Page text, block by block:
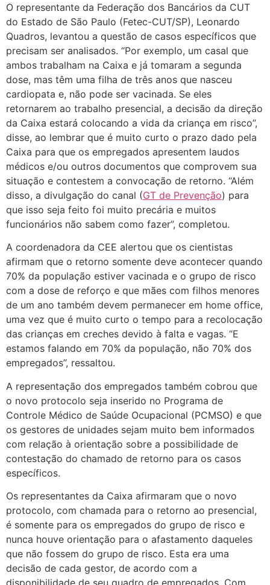
O representante da Federação dos Bancários da CUT
do Estado de São Paulo (Fetec-CUT/SP), Leonardo
Quadros, levantou a questão de casos específicos que
precisam ser analisados. “Por exemplo, um casal que
ambos trabalham na Caixa e já tomaram a segunda
dose, mas têm uma filha de três anos que nasceu
cardiopata e, não pode ser vacinada. Se eles
retornarem ao trabalho presencial, a decisão da direção
da Caixa estará colocando a vida da criança em risco”,
disse, ao lembrar que é muito curto o prazo dado pela
Caixa para que os empregados apresentem laudos
médicos e/ou outros documentos que comprovem sua
situação e contestem a convocação de retorno. “Além
disso, a divulgação do canal (GT de Prevenção) para
que isso seja feito foi muito precária e muitos
funcionários não sabem como fazer”, completou.
A coordenadora da CEE alertou que os cientistas
afirmam que o retorno somente deve acontecer quando
70% da população estiver vacinada e o grupo de risco
com a dose de reforço e que mães com filhos menores
de um ano também devem permanecer em home office,
uma vez que é muito curto o tempo para a recolocação
das crianças em creches devido à falta e vagas. “E
estamos falando em 70% da população, não 70% dos
empregados”, ressaltou.
A representação dos empregados também cobrou que
o novo protocolo seja inserido no Programa de
Controle Médico de Saúde Ocupacional (PCMSO) e que
os gestores de unidades sejam muito bem informados
com relação à orientação sobre a possibilidade de
contestação do chamado de retorno para os casos
específicos.
Os representantes da Caixa afirmaram que o novo
protocolo, com chamada para o retorno ao presencial,
é somente para os empregados do grupo de risco e
nunca houve orientação para o afastamento daqueles
que não fossem do grupo de risco. Esta era uma
decisão de cada gestor, de acordo com a